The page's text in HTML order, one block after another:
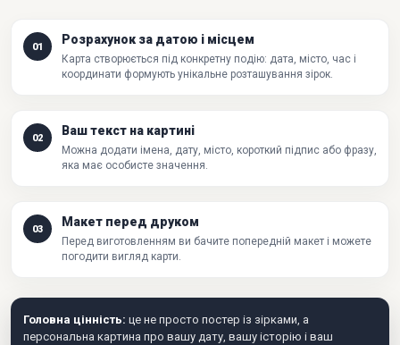
01 Розрахунок за датою і місцем
Карта створюється під конкретну подію: дата, місто, час і
координати формують унікальне розташування зірок.
02 Ваш текст на картині
Можна додати імена, дату, місто, короткий підпис або фразу,
яка має особисте значення.
03 Макет перед друком
Перед виготовленням ви бачите попередній макет і можете
погодити вигляд карти.
Головна цінність: це не просто постер із зірками, а
персональна картина про вашу дату, вашу історію і ваш